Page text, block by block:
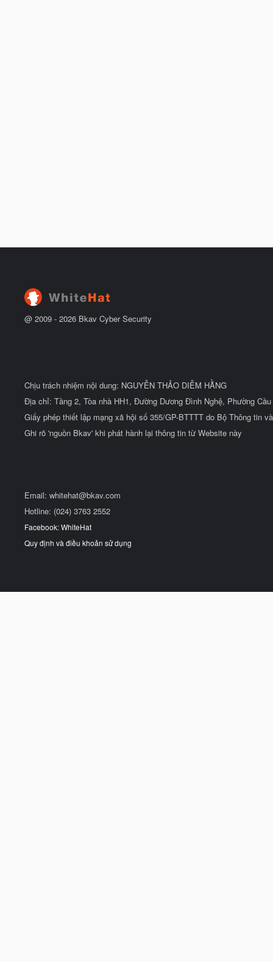
@ 2009 - 2026 Bkav Cyber Security
Chịu trách nhiệm nội dung: NGUYỄN THẢO DIỄM HẰNG
Địa chỉ: Tầng 2, Tòa nhà HH1, Đường Dương Đình Nghệ, Phường
Giấy phép thiết lập mạng xã hội số 355/GP-BTTTT do Bộ Thông tin
Ghi rõ 'nguồn Bkav' khi phát hành lại thông tin từ Website này
Email: whitehat@bkav.com
Hotline: (024) 3763 2552
Facebook: WhiteHat
Quy định và điều khoản sử dụng